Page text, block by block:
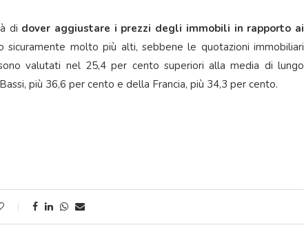
di dover aggiustare i prezzi degli immobili in rapporto ai
sicuramente molto più alti, sebbene le quotazioni immobiliari
valutati nel 25,4 per cento superiori alla media di lungo
più 36,6 per cento e della Francia, più 34,3 per cento.